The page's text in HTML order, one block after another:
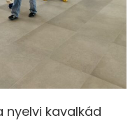
nyelvi kavalkád